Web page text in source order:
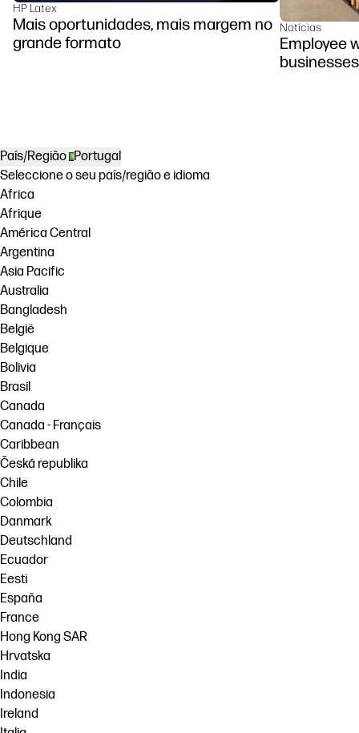
HP Latex
Mais oportunidades, mais margem no
grande formato
Notícias
Employee
businesses
País/Região Portugal
Seleccione o seu país/região e idioma
Africa
Afrique
América Central
Argentina
Asia Pacific
Australia
Bangladesh
België
Belgique
Bolivia
Brasil
Canada
Canada - Français
Caribbean
Česká republika
Chile
Colombia
Danmark
Deutschland
Ecuador
Eesti
España
France
Hong Kong SAR
Hrvatska
India
Indonesia
Ireland